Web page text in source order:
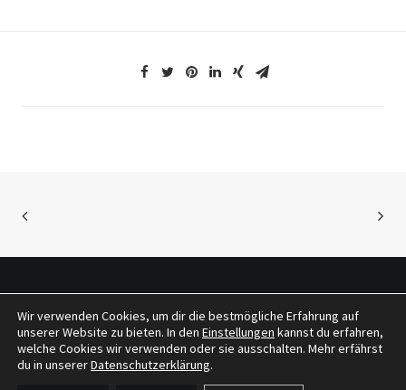
© 2026 tragwerkeplus. All rights reserved
Wir verwenden Cookies, um dir die bestmögliche Erfahrung auf
unserer Website zu bieten. In den Einstellungen kannst du erfahren,
welche Cookies wir verwenden oder sie ausschalten. Mehr erfährst
du in unsererDatenschutzerklärung.